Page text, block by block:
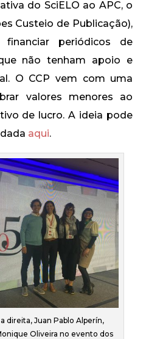
do SciELO ao APC, o
Custeio de Publicação),
periódicos de
não tenham apoio e
O CCP vem com uma
valores menores ao
de lucro. A ideia pode
aqui.
direita, Juan Pablo Alperín,
Oliveira no evento dos